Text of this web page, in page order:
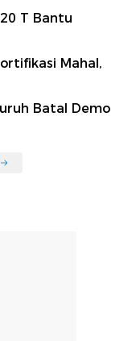
T Bantu
Mahal,
Batal Demo